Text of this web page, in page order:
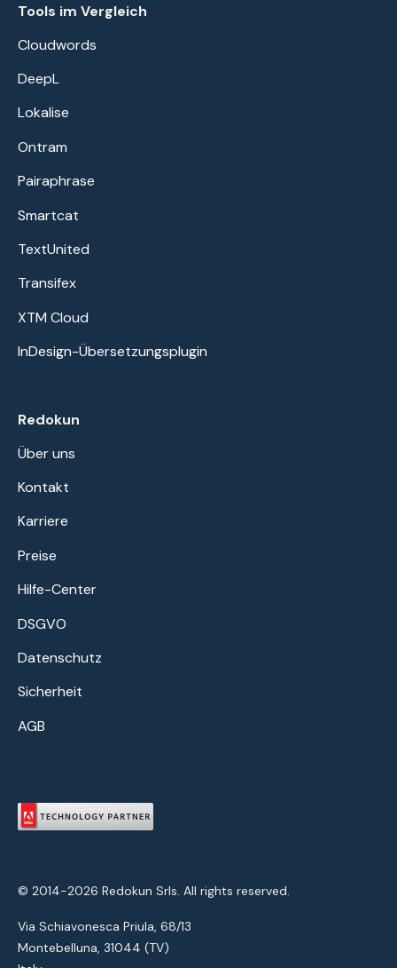
Tools im Vergleich
Cloudwords
DeepL
Lokalise
Ontram
Pairaphrase
Smartcat
TextUnited
Transifex
XTM Cloud
InDesign-Übersetzungsplugin
Redokun
Über uns
Kontakt
Karriere
Preise
Hilfe-Center
DSGVO
Datenschutz
Sicherheit
AGB
© 2014-2026 Redokun Srls. All rights reserved.
Via Schiavonesca Priula, 68/13
Montebelluna, 31044 (TV)